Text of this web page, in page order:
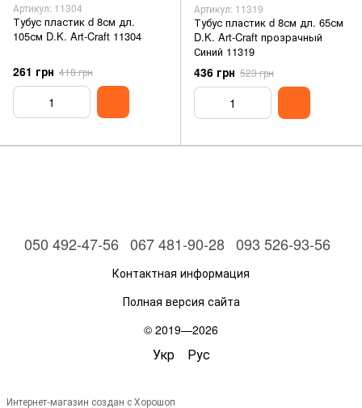
Артикул: 11304
Тубус пластик d 8см дл.
105см D.K. Art-Craft 11304
261 грн 418 грн
Артикул: 11319
Тубус пластик d 8см дл. 65см
D.K. Art-Craft прозрачный
Синий 11319
436 грн 523 грн
050 492-47-56 067 481-90-28 093 526-93-56
Контактная информация
Полная версия сайта
© 2019—2026
Укр Рус
Интернет-магазин создан с Хорошоп